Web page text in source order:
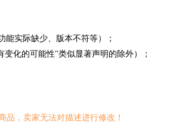
能实际缺少、版本不符等）；
化的可能性"类似显著声明的除外）；
，卖家无法对描述进行修改！